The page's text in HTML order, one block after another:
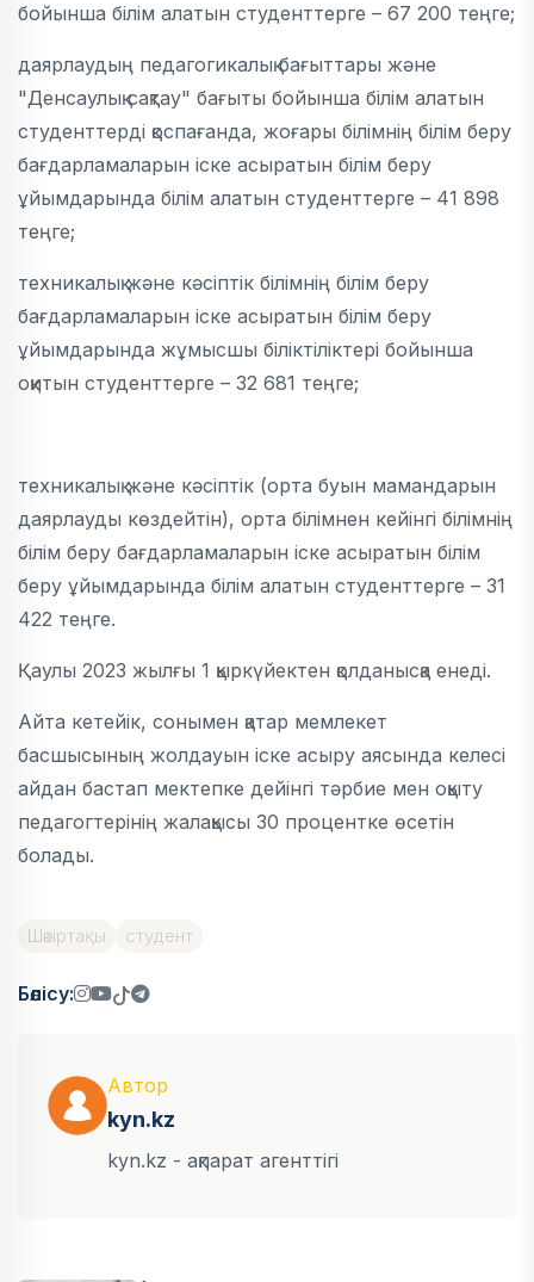
бойынша білім алатын студенттерге – 67 200 теңге;
даярлаудың педагогикалық бағыттары және
"Денсаулық сақтау" бағыты бойынша білім алатын
студенттерді қоспағанда, жоғары білімнің білім беру
бағдарламаларын іске асыратын білім беру
ұйымдарында білім алатын студенттерге – 41 898
теңге;
техникалық және кәсіптік білімнің білім беру
бағдарламаларын іске асыратын білім беру
ұйымдарында жұмысшы біліктіліктері бойынша
оқитын студенттерге – 32 681 теңге;
техникалық және кәсіптік (орта буын мамандарын
даярлауды көздейтін), орта білімнен кейінгі білімнің
білім беру бағдарламаларын іске асыратын білім
беру ұйымдарында білім алатын студенттерге – 31
422 теңге.
Қаулы 2023 жылғы 1 қыркүйектен қолданысқа енеді.
Айта кетейік, сонымен қатар мемлекет
басшысының жолдауын іске асыру аясында келесі
айдан бастап мектепке дейінгі тәрбие мен оқыту
педагогтерінің жалақысы 30 процентке өсетін
болады.
Шәкіртақы студент
Бөлісу:
Автор
kyn.kz
kyn.kz - ақпарат агенттігі